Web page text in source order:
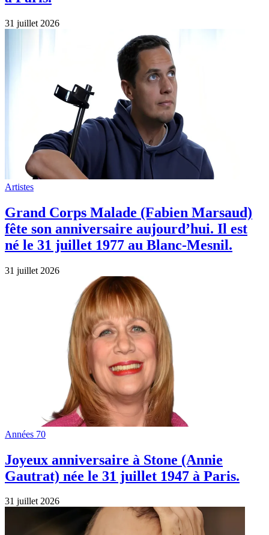
31 juillet 2026
Artistes
Grand Corps Malade (Fabien Marsaud)
fête son anniversaire aujourd’hui. Il est
né le 31 juillet 1977 au Blanc-Mesnil.
31 juillet 2026
Années 70
Joyeux anniversaire à Stone (Annie
Gautrat) née le 31 juillet 1947 à Paris.
31 juillet 2026